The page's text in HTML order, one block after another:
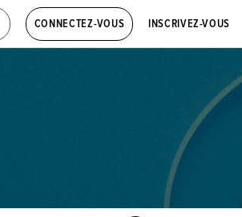
CONNECTEZ-VOUS INSCRIVEZ-VOUS